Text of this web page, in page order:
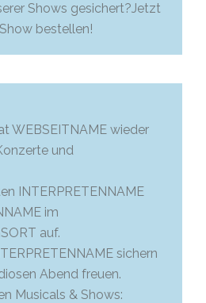
Shows gesichert?Jetzt
bestellen!
WEBSEITNAME wieder
und
INTERPRETENNAME
im
auf.
sichern
Abend freuen.
Musicals & Shows: